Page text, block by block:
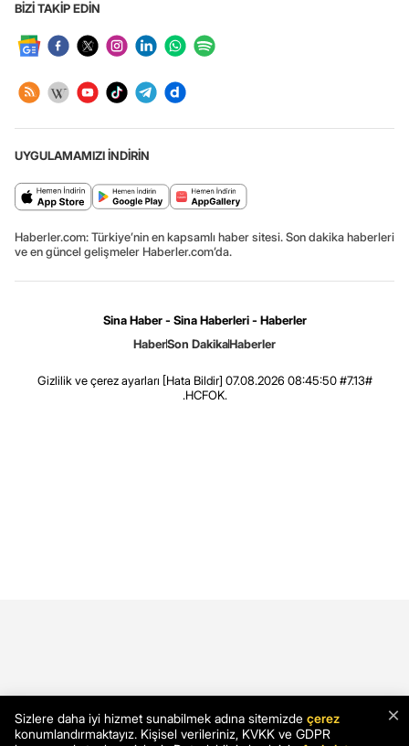
BİZİ TAKİP EDİN
UYGULAMAMIZI İNDİRİN
Haberler.com: Türkiye’nin en kapsamlı haber sitesi. Son dakika haberleri
ve en güncel gelişmeler Haberler.com’da.
Sina Haber - Sina Haberleri - Haberler
HaberSon DakikaHaberler
Gizlilik ve çerez ayarları [Hata Bildir] 07.08.2026 08:45:50 #7.13#
.HCFOK.
×
Sizlere daha iyi hizmet sunabilmek adına sitemizde çerez
konumlandırmaktayız. Kişisel verileriniz, KVKK ve GDPR